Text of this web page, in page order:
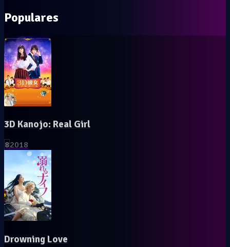
Populares
3D Kanojo: Real Girl
82018
Drowning Love